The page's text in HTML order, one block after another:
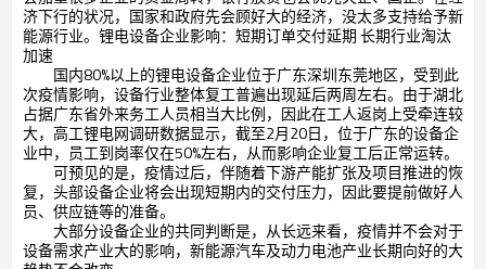
济下行的状况，国家和政府先会顾好大的经济，没太多支持给予新
能源行业。锂电设备企业影响：短期订单交付延期 长期行业淘汰
加速
国内80%以上的锂电设备企业位于广东深圳东莞地区，受到此
次疫情影响，设备行业整体复工普遍出现延后两周左右。由于湖北
占据广东省外来务工人员相当大比例，因此在工人返岗上受牵连较
大，高工锂电网调研数据显示，截至2月20日，位于广东的设备企
业中，员工到岗率仅在50%左右，从而影响企业复工后正常运转。
可预见的是，疫情过后，伴随着下游产能扩张及项目推进的恢
复，头部设备企业将会出现短期内的交付压力，因此要提前做好人
员、供应链等的准备。
大部分设备企业的共同判断是，从长远来看，疫情并不会对于
设备需求产业大的影响，新能源汽车及动力电池产业长期向好的大